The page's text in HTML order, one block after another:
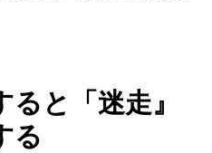
と「迷走』
る